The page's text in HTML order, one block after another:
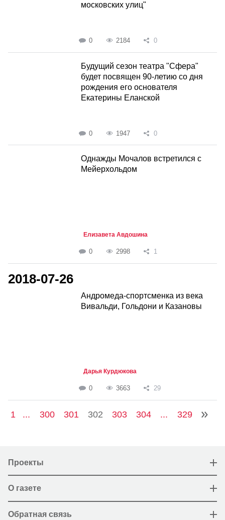
московских улиц"
0 2184 0
Будущий сезон театра "Сфера"
будет посвящен 90-летию со дня
рождения его основателя
Екатерины Еланской
0 1947 0
Однажды Мочалов встретился с
Мейерхольдом
Елизавета Авдошина
0 2998 1
2018-07-26
Андромеда-спортсменка из века
Вивальди, Гольдони и Казановы
Дарья Курдюкова
0 3663 29
1 ... 300 301 302 303 304 ... 329
Проекты
О газете
Обратная связь